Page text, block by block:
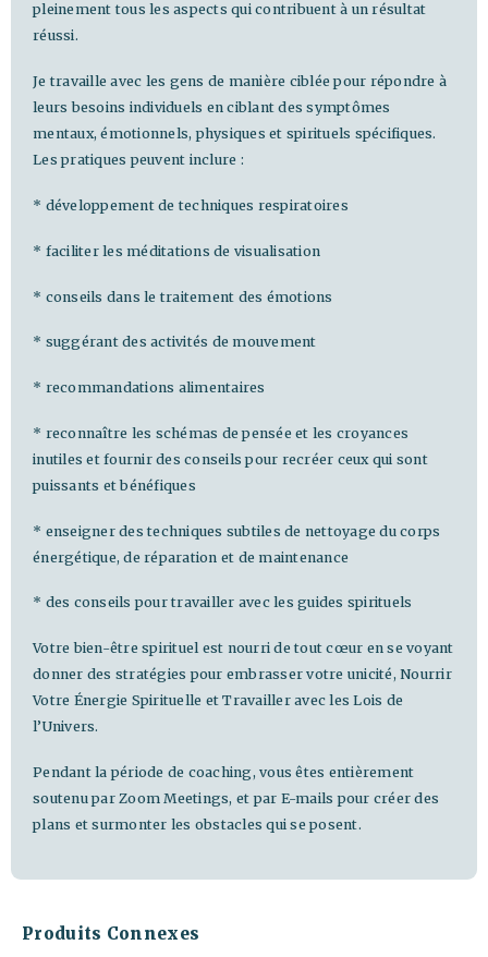
pleinement tous les aspects qui contribuent à un résultat
réussi.
Je travaille avec les gens de manière ciblée pour répondre à
leurs besoins individuels en ciblant des symptômes
mentaux, émotionnels, physiques et spirituels spécifiques.
Les pratiques peuvent inclure :
* développement de techniques respiratoires
* faciliter les méditations de visualisation
* conseils dans le traitement des émotions
* suggérant des activités de mouvement
* recommandations alimentaires
* reconnaître les schémas de pensée et les croyances
inutiles et fournir des conseils pour recréer ceux qui sont
puissants et bénéfiques
* enseigner des techniques subtiles de nettoyage du corps
énergétique, de réparation et de maintenance
* des conseils pour travailler avec les guides spirituels
Votre bien-être spirituel est nourri de tout cœur en se voyant
donner des stratégies pour embrasser votre unicité, Nourrir
Votre Énergie Spirituelle et Travailler avec les Lois de
l’Univers.
Pendant la période de coaching, vous êtes entièrement
soutenu par Zoom Meetings, et par E-mails pour créer des
plans et surmonter les obstacles qui se posent.
Produits Connexes